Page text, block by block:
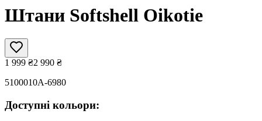
Штани Softshell Oikotie
1 999 ₴2 990 ₴
5100010A-6980
Доступні кольори: